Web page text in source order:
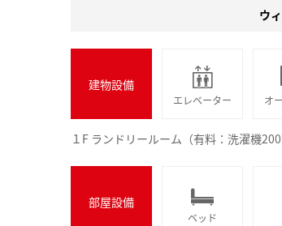
ウ
建物設備
エレベーター オ
１F ランドリールーム（有料：洗濯機
部屋設備
ベッド